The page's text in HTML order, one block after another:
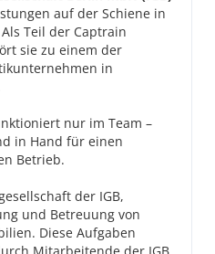
auf der Schiene in
Teil der Captrain
sie zu einem der
in
nur im Team –
in Hand für einen
Betrieb.
der IGB,
und Betreuung von
Diese Aufgaben